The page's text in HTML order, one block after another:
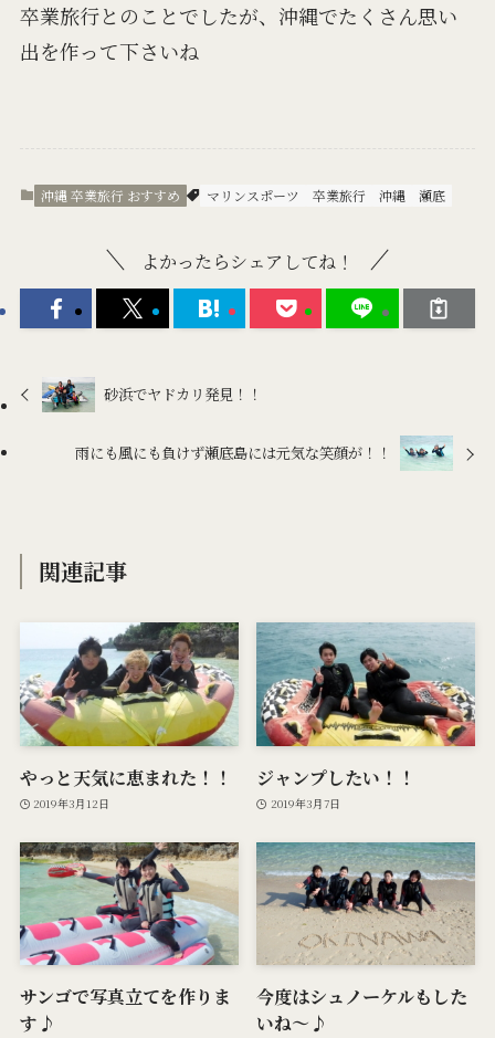
卒業旅行とのことでしたが、沖縄でたくさん思い
出を作って下さいね
沖縄 卒業旅行 おすすめ マリンスポーツ 卒業旅行 沖縄 瀬底
よかったらシェアしてね！
砂浜でヤドカリ発見！！
雨にも風にも負けず瀬底島には元気な笑顔が！！
関連記事
やっと天気に恵まれた！！
2019年3月12日
ジャンプしたい！！
2019年3月7日
サンゴで写真立てを作りま
す♪
今度はシュノーケルもした
いね～♪